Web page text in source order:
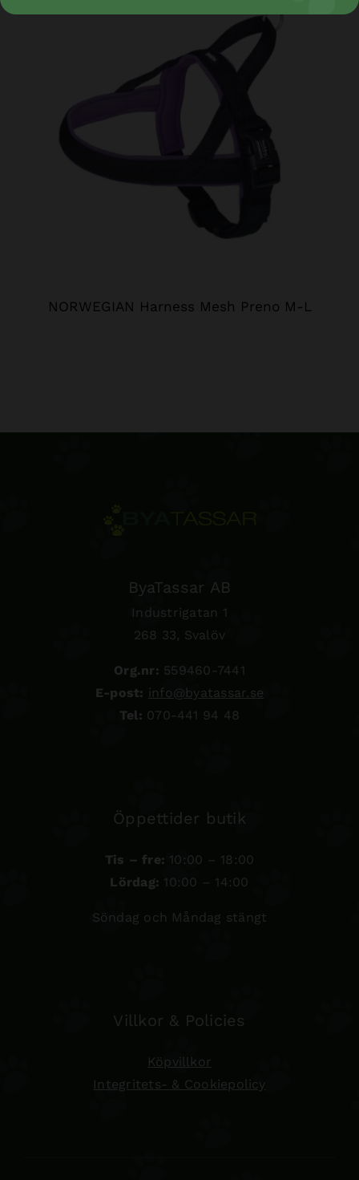
NORWEGIAN Harness Mesh Preno M-L
ByaTassar AB
Industrigatan 1
268 33, Svalöv
Org.nr: 559460-7441
E-post: info@byatassar.se
Tel: 070-441 94 48
Öppettider butik
Tis – fre: 10:00 – 18:00
Lördag: 10:00 – 14:00
Söndag och Måndag stängt
Villkor & Policies
Köpvillkor
Integritets- & Cookiepolicy